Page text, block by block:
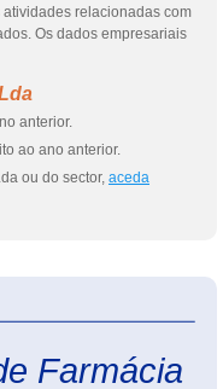
relacionadas com
Os dados empresariais
anterior.
ao ano anterior.
ou do sector, aceda
Farmácia